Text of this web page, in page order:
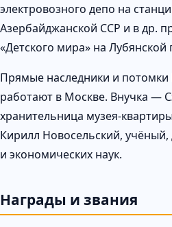
электровозного депо на
Азербайджанской ССР и в др.
«Детского мира» на
Прямые наследники и потомки
работают в Москве. Внучка —
хранительница музея-
Кирилл Новосельский, учёный,
и экономических наук.
Награды и звания